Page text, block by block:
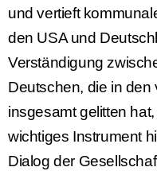
und vertieft
den USA und
Verständigung
Deutschen, die in
insgesamt gelitten
wichtiges Instrument
Dialog der